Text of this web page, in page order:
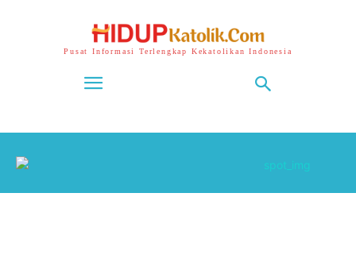
Pusat Informasi Terlengkap Kekatolikan Indonesia